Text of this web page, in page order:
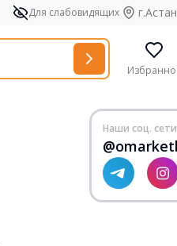
Для слабовидящих
Наши соц. сети